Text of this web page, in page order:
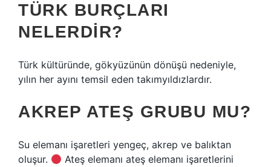
TÜRK BURÇLARI
NELERDIR?
Türk kültüründe, gökyüzünün dönüşü nedeniyle,
yılın her ayını temsil eden takımyıldızlardır.
AKREP ATEŞ GRUBU MU?
Su elemanı işaretleri yengeç, akrep ve balıktan
oluşur.
Ateş elemanı ateş elemanı işaretlerini